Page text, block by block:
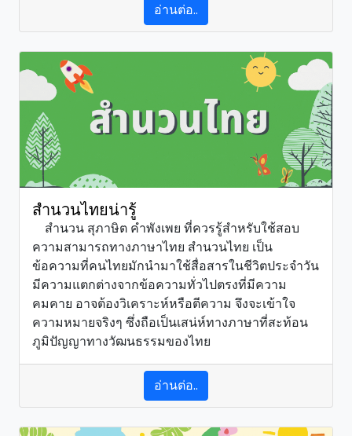
อ่านต่อ..
สำนวนไทยน่ารู้
สำนวน สุภาษิต คำพังเพย ที่ควรรู้สำหรับใช้สอบ
ความสามารถทางภาษาไทย สำนวนไทย เป็น
ข้อความที่คนไทยมักนำมาใช้สื่อสารในชีวิตประจำวัน
มีความแตกต่างจากข้อความทั่วไปตรงที่มีความ
คมคาย อาจต้องวิเคราะห์หรือตีความ จึงจะเข้าใจ
ความหมายจริงๆ ซึ่งถือเป็นเสน่ห์ทางภาษาที่สะท้อน
ภูมิปัญญาทางวัฒนธรรมของไทย
อ่านต่อ..